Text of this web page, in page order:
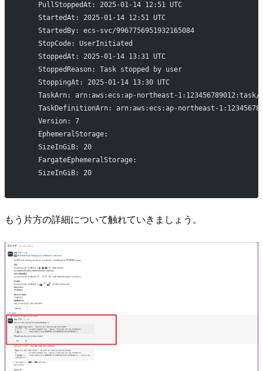
    PullStoppedAt: 2025-01-14 12:51 UTC
    StartedAt: 2025-01-14 12:51 UTC
    StartedBy: ecs-svc/9967756951932165084
    StopCode: UserInitiated
    StoppedAt: 2025-01-14 13:31 UTC
    StoppedReason: Task stopped by user
    StoppingAt: 2025-01-14 13:30 UTC
TaskArn: arn:aws:ecs:ap-northeast-
TaskDefinitionArn: arn:aws:ecs:ap-northeast-
    Version: 7
    EphemeralStorage:
    SizeInGiB: 20
    FargateEphemeralStorage:
    SizeInGiB: 20
もう片方の詳細について触れていきましょう。